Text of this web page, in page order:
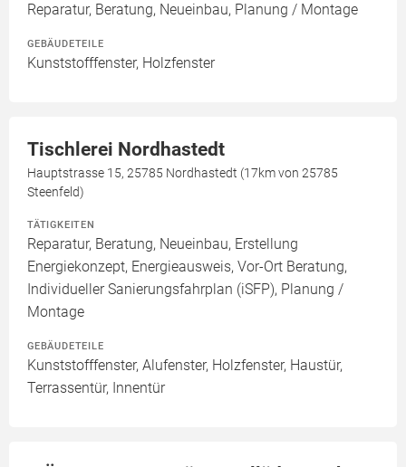
Reparatur, Beratung, Neueinbau, Planung / Montage
GEBÄUDETEILE
Kunststofffenster, Holzfenster
Tischlerei Nordhastedt
Hauptstrasse 15, 25785 Nordhastedt (17km von 25785
Steenfeld)
TÄTIGKEITEN
Reparatur, Beratung, Neueinbau, Erstellung
Energiekonzept, Energieausweis, Vor-Ort Beratung,
Individueller Sanierungsfahrplan (iSFP), Planung /
Montage
GEBÄUDETEILE
Kunststofffenster, Alufenster, Holzfenster, Haustür,
Terrassentür, Innentür